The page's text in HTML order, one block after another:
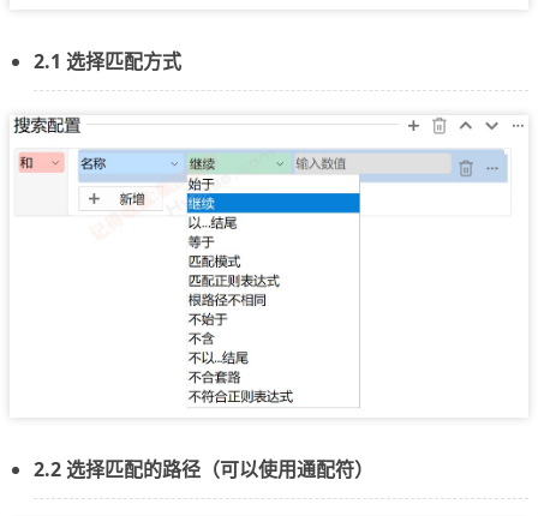
2.1 选择匹配方式
2.2 选择匹配的路径（可以使用通配符）